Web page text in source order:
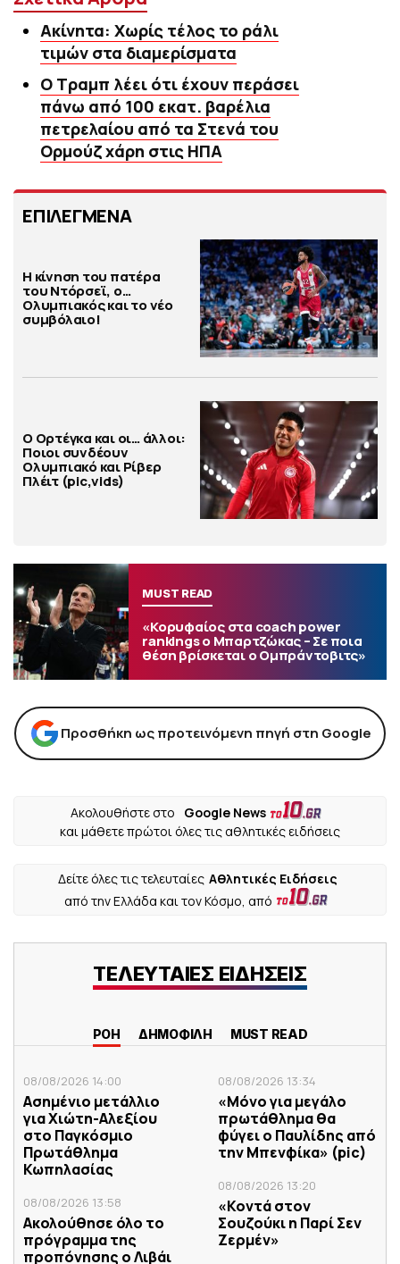
Ακίνητα: Χωρίς τέλος το ράλι
τιμών στα διαμερίσματα
Ο Τραμπ λέει ότι έχουν περάσει
πάνω από 100 εκατ. βαρέλια
πετρελαίου από τα Στενά του
Ορμούζ χάρη στις ΗΠΑ
ΕΠΙΛΕΓΜΕΝΑ
Η κίνηση του πατέρα
του Ντόρσεϊ, ο…
Ολυμπιακός και το νέο
συμβόλαιο!
Ο Ορτέγκα και οι… άλλοι:
Ποιοι συνδέουν
Ολυμπιακό και Ρίβερ
Πλέιτ (pic,vids)
MUST READ
«Κορυφαίος στα coach power
rankings ο Μπαρτζώκας – Σε ποια
θέση βρίσκεται ο Ομπράντοβιτς»
Προσθήκη ως προτεινόμενη πηγή στη Google
Ακολουθήστε στο
Google News
και μάθετε πρώτοι όλες τις αθλητικές ειδήσεις
Δείτε όλες τις τελευταίες Αθλητικές Ειδήσεις
από την Ελλάδα και τον Κόσμο, από
ΤΕΛΕΥΤΑΙΕΣ ΕΙΔΗΣΕΙΣ
ΡΟΗ ΔΗΜΟΦΙΛΗ MUST READ
08/08/2026 14:00
Ασημένιο μετάλλιο
για Χιώτη-Αλεξίου
στο Παγκόσμιο
Πρωτάθλημα
Κωπηλασίας
08/08/2026 13:58
Ακολούθησε όλο το
πρόγραμμα της
προπόνησης ο Λιβάι
08/08/2026 13:34
«Μόνο για μεγάλο
πρωτάθλημα θα
φύγει ο Παυλίδης από
την Μπενφίκα» (pic)
08/08/2026 13:20
«Κοντά στον
Σουζούκι η Παρί Σεν
Ζερμέν»